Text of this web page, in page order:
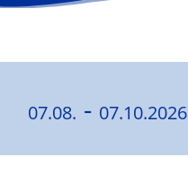
07.08. - 07.10.2026
wählen.